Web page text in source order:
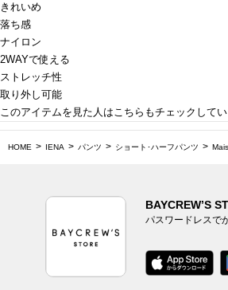
きれいめ
落ち感
ナイロン
2WAYで使える
ストレッチ性
取り外し可能
このアイテムを見た人はこちらもチェックして
HOME IENA パンツ ショート･ハーフパンツ
BAYCREW’S
パスワードレスで